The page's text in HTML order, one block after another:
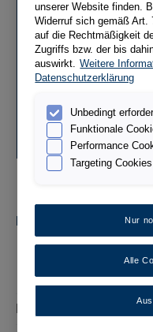
Ersatz- und
Finden Sie Ersatz-
Dosierpumpen
Regeltechnik.
Zu den
Membrandosierpumpen
Schlauchdosierpumpen
unserer Website finden.
Widerruf sich gemäß
auf die Rechtmäßigkeit
Zugriffs bzw. der bis
auswirkt. Weitere
Datenschutzerklärung
Unbedingt
Funktionale
Performance
Targeting Cookies
Nur
Alle